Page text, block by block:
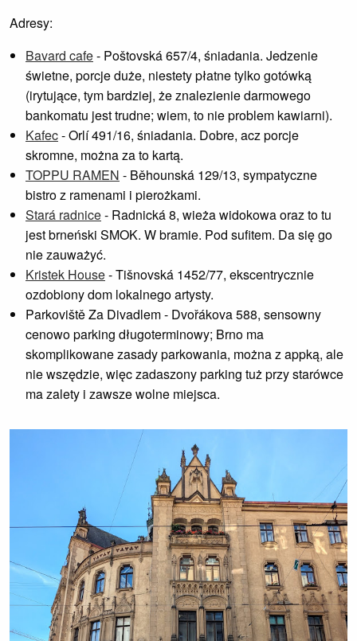
Adresy:
Bavard cafe- Poštovská 657/4, śniadania. Jedzenie
świetne, porcje duże, niestety płatne tylko gotówką
(irytujące, tym bardziej, że znalezienie darmowego
bankomatu jest trudne; wiem, to nie problem kawiarni).
Kafec- Orlí 491/16, śniadania. Dobre, acz porcje
skromne, można za to kartą.
TOPPU RAMEN - Běhounská 129/13, sympatyczne
bistro z ramenami i pierożkami.
Stará radnice- Radnická 8, wieża widokowa oraz to tu
jest brneński SMOK. W bramie. Pod sufitem. Da się go
nie zauważyć.
Kristek House- Tišnovská 1452/77, ekscentrycznie
ozdobiony dom lokalnego artysty.
Parkoviště Za Divadlem - Dvořákova 588, sensowny
cenowo parking długoterminowy; Brno ma
skomplikowane zasady parkowania, można z appką, ale
nie wszędzie, więc zadaszony parking tuż przy starówce
ma zalety i zawsze wolne miejsca.